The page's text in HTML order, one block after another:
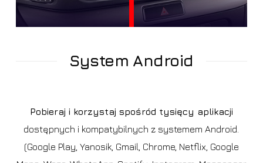
System Android
Pobieraj i korzystaj spośród tysięcy aplikacji
dostępnych i kompatybilnych z systemem Android.
(Google Play, Yanosik, Gmail, Chrome, Netflix, Google